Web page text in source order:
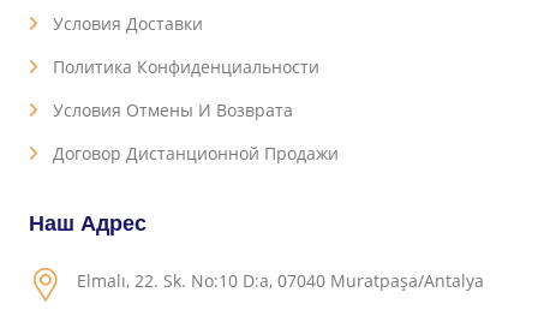
Условия Доставки
Политика Конфиденциальности
Условия Отмены И Возврата
Договор Дистанционной Продажи
Наш Адрес
Elmalı, 22. Sk. No:10 D:a, 07040 Muratpaşa/Antalya